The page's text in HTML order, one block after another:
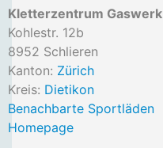
Kletterzentrum Gaswerk
Kohlestr. 12b
8952 Schlieren
Kanton: Zürich
Kreis: Dietikon
Benachbarte Sportläden
Homepage